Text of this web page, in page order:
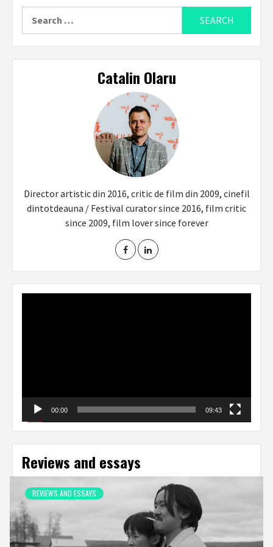
for:
Catalin Olaru
Director artistic din 2016, critic de film din 2009, cinefil
dintotdeauna / Festival curator since 2016, film critic
since 2009, film lover since forever
00:00 09:43
Reviews and essays
REVIEWS AND ESSAYS